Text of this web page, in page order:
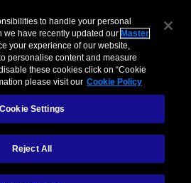
PRIVATUMO
to handle your personal
we have recently updated our Master
your experience of our website,
personalise content and measure
these cookies click on “Cookie
please visit our Cookie Policy
Cookie Settings
Reject All